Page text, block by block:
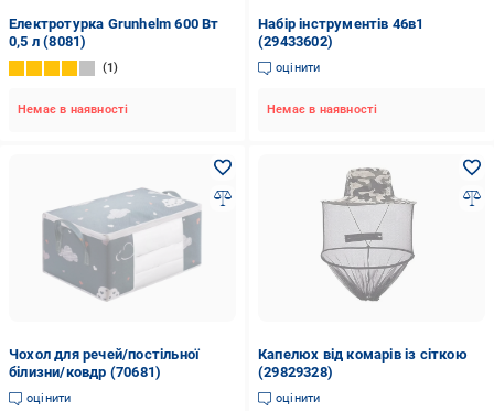
Електротурка Grunhelm 600 Вт
0,5 л (8081)
1
Немає в наявності
Набір інструментів 46в1
(29433602)
оцінити
Немає в наявності
Чохол для речей/постільної
білизни/ковдр (70681)
оцінити
Капелюх від комарів із сіткою
(29829328)
оцінити